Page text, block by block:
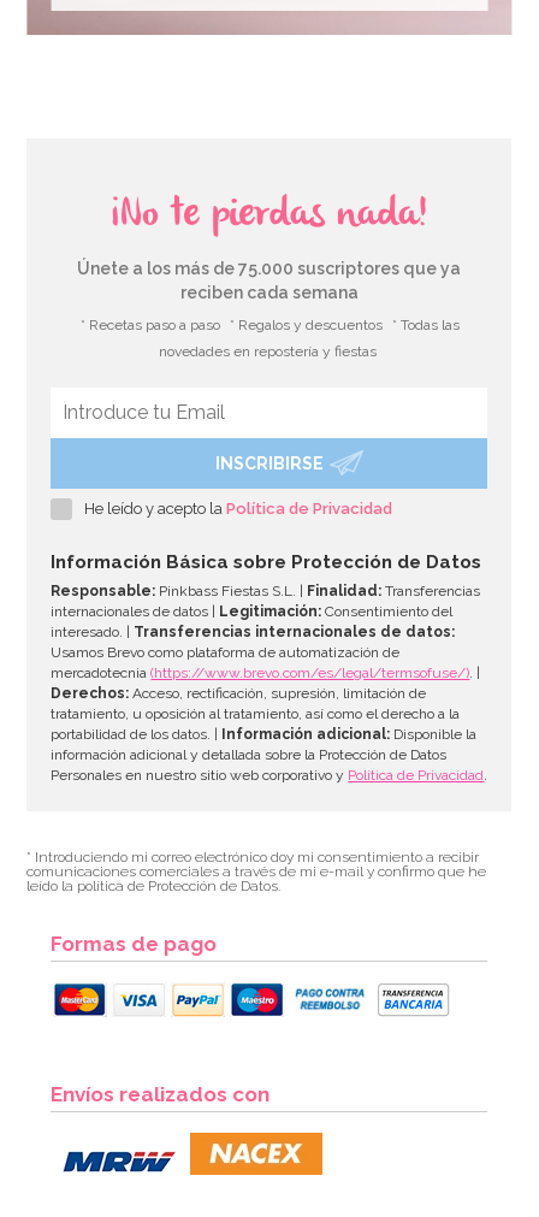
¡No te pierdas nada!
Únete a los más de 75.000 suscriptores que ya
reciben cada semana
* Recetas paso a paso * Regalos y descuentos
* Todas las
novedades en repostería y fiestas
INSCRIBIRSE
He leído y acepto laPolítica de Privacidad
Información Básica sobre Protección de Datos
Responsable: Pinkbass Fiestas S.L. | Finalidad: Transferencias
internacionales de datos |
Legitimación: Consentimiento del
interesado. | Transferencias internacionales de datos:
Usamos Brevo como plataforma de automatización de
mercadotecnia(https://www.brevo.com/es/legal/termsofuse/). |
Derechos: Acceso, rectificación, supresión, limitación de
tratamiento, u oposición al tratamiento, así como el derecho a la
portabilidad de los datos. |
Información adicional: Disponible la
información adicional y detallada sobre la Protección de Datos
Personales en nuestro sitio web corporativo y Política de Privacidad.
* Introduciendo mi correo electrónico doy mi consentimiento a recibir
comunicaciones comerciales a través de mi e-mail y confirmo que he
leído la política de Protección de Datos.
Formas de pago
Envíos realizados con